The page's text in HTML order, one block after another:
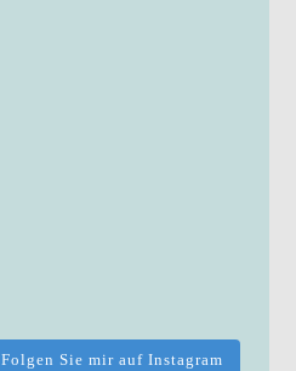
Folgen Sie mir auf Instagram